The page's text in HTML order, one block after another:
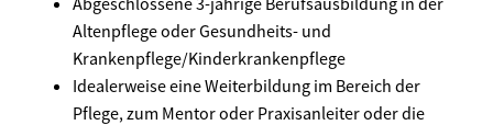
Altenpflege oder Gesundheits- und
Krankenpflege/Kinderkrankenpflege
Idealerweise eine Weiterbildung im Bereich der
Pflege, zum Mentor oder Praxisanleiter oder die